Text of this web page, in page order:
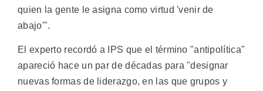
quien la gente le asigna como virtud 'venir de
abajo'".
El experto recordó a IPS que el término "antipolítica"
apareció hace un par de décadas para "designar
nuevas formas de liderazgo, en las que grupos y